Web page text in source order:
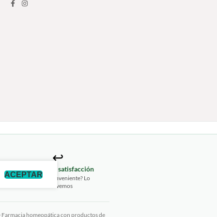
ACEPTAR
↩️
Garantía de satisfacción
¿Algún inconveniente? Lo
resolvemos
· Farmacia homeopática con productos de